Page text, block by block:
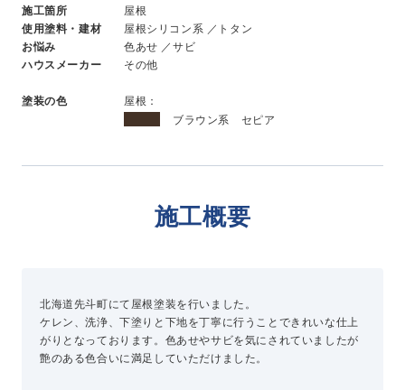
数字でわかる三和ペイント
仕事紹介
キャリア形成
新卒採用
お問い合わせ
施工箇所
屋根
使用塗料・建材
屋根シリコン系 ／トタン
お悩み
色あせ ／サビ
ハウスメーカー
その他
塗装の色
屋根：
ブラウン系 セピア
施工概要
北海道先斗町にて屋根塗装を行いました。
ケレン、洗浄、下塗りと下地を丁寧に行うことできれいな仕上
がりとなっております。色あせやサビを気にされていましたが
艶のある色合いに満足していただけました。